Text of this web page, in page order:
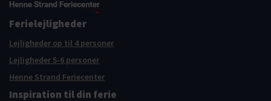
Ferielejligheder
Lejligheder op til 4 personer
Lejligheder 5-6 personer
Henne Strand Feriecenter
Inspiration til din ferie